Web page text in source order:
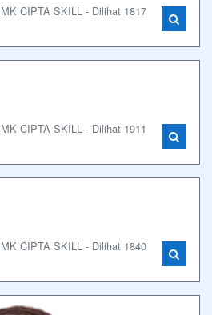
CIPTA SKILL - Dilihat 1817
CIPTA SKILL - Dilihat 1911
CIPTA SKILL - Dilihat 1840